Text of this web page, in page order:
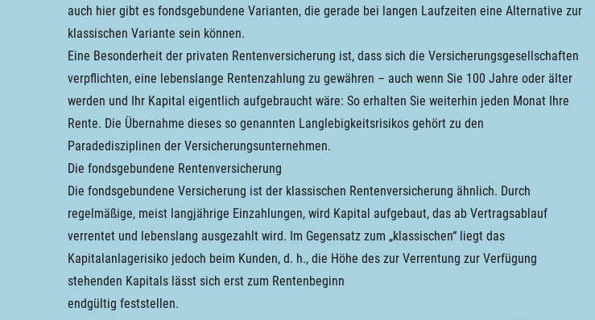
auch hier gibt es fondsgebundene Varianten, die gerade bei langen Laufzeiten eine Alternative zur
klassischen Variante sein können.
Eine Besonderheit der privaten Rentenversicherung ist, dass sich die Versicherungsgesellschaften
verpflichten, eine lebenslange Rentenzahlung zu gewähren – auch wenn Sie 100 Jahre oder älter
werden und Ihr Kapital eigentlich aufgebraucht wäre: So erhalten Sie weiterhin jeden Monat Ihre
Rente. Die Übernahme dieses so genannten Langlebigkeitsrisikos gehört zu den
Paradedisziplinen der Versicherungsunternehmen.
Die fondsgebundene Rentenversicherung
Die fondsgebundene Versicherung ist der klassischen Rentenversicherung ähnlich. Durch
regelmäßige, meist langjährige Einzahlungen, wird Kapital aufgebaut, das ab Vertragsablauf
verrentet und lebenslang ausgezahlt wird. Im Gegensatz zum „klassischen“ liegt das
Kapitalanlagerisiko jedoch beim Kunden, d. h., die Höhe des zur Verrentung zur Verfügung
stehenden Kapitals lässt sich erst zum Rentenbeginn
endgültig feststellen.